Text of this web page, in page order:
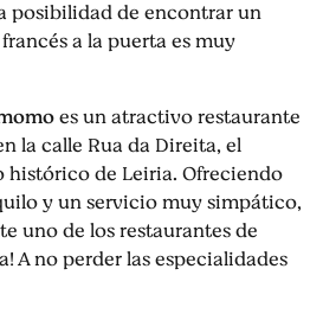
posibilidad de encontrar un
a la puerta es muy
es un atractivo restaurante
la calle Rua da Direita, el
histórico de Leiria. Ofreciendo
y un servicio muy simpático,
uno de los restaurantes de
A no perder las especialidades